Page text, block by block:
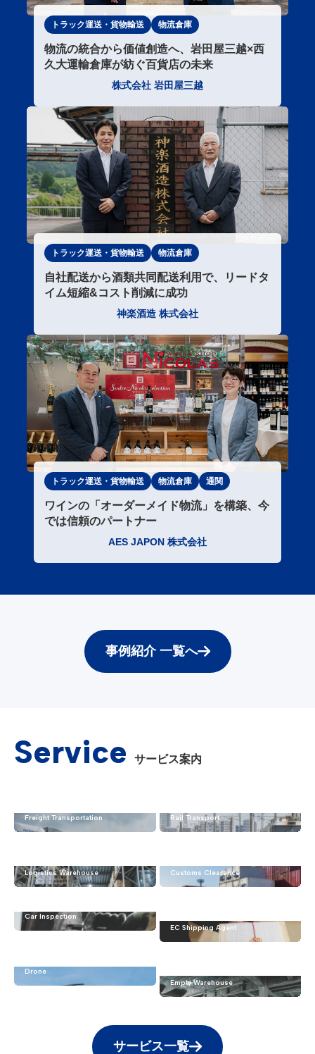
トラック運送・貨物輸送 物流倉庫
物流の統合から価値創造へ、岩田屋三越×西
久大運輸倉庫が紡ぐ百貨店の未来
株式会社 岩田屋三越
トラック運送・貨物輸送 物流倉庫
自社配送から酒類共同配送利用で、リードタ
イム短縮&コスト削減に成功
神楽酒造 株式会社
トラック運送・貨物輸送 物流倉庫 通関
ワインの「オーダーメイド物流」を構築、今
では信頼のパートナー
AES JAPON 株式会社
事例紹介 一覧へ
Service サービス案内
Freight Transportation Rail Transport
Logistics Warehouse Customs Clearance
Car Inspection
EC Shipping Agent
Drone
Empty Warehouse
サービス一覧